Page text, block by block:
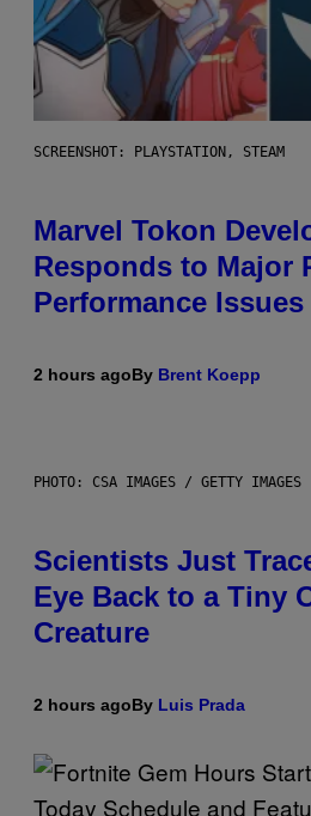
SCREENSHOT: PLAYSTATION, STEAM
Marvel Tokon
Responds to Major
Performance Issues
2 hours agoBy Brent Koepp
PHOTO: CSA IMAGES / GETTY IMAGES
Scientists Just
Eye Back to a Tiny
Creature
2 hours agoBy Luis Prada